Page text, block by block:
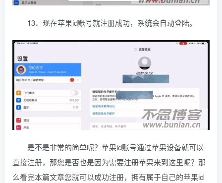
13、现在苹果id账号就注册成功，系统会自动登陆。
是不是非常的简单呢？苹果id账号通过苹果设备就可以
直接注册，那您是否也是因为需要注册苹果来到这里呢？那
么看完本篇文章您就可以成功注册，拥有属于自己的苹果id